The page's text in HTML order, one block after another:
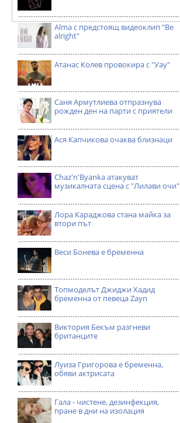
Alma с предстоящ видеоклип "Be
alright"
Атанас Колев провокира с "Уау"
Саня Армутлиева отпразнува
рожден ден на парти с приятели
Ася Капчикова очаква близнаци
Chaz'n'Byanka атакуват
музикалната сцена с "Лилави очи"
Лора Караджова стана майка за
втори път
Веси Бонева е бременна
Топмоделът Джиджи Хадид
бременна от певеца Zayn
Виктория Бекъм разгневи
британците
Луиза Григорова е бременна,
обяви актрисата
Гала - чистене, дезинфекция,
пране в дни на изолация